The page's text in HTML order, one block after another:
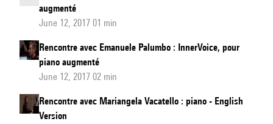
augmenté
June 12, 2017 01 min
Rencontre avec Emanuele Palumbo : InnerVoice, pour
piano augmenté
June 12, 2017 02 min
Rencontre avec Mariangela Vacatello : piano - English
Version